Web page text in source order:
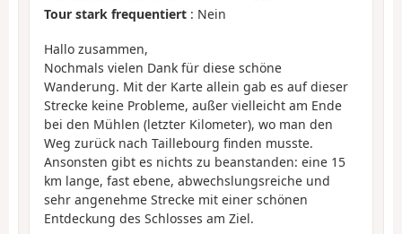
Tour stark frequentiert : Nein
Hallo zusammen,
Nochmals vielen Dank für diese schöne
Wanderung. Mit der Karte allein gab es auf dieser
Strecke keine Probleme, außer vielleicht am Ende
bei den Mühlen (letzter Kilometer), wo man den
Weg zurück nach Taillebourg finden musste.
Ansonsten gibt es nichts zu beanstanden: eine 15
km lange, fast ebene, abwechslungsreiche und
sehr angenehme Strecke mit einer schönen
Entdeckung des Schlosses am Ziel.